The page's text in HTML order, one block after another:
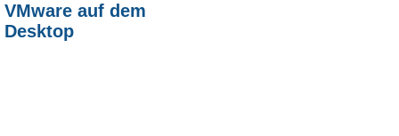
VMware auf dem
Desktop